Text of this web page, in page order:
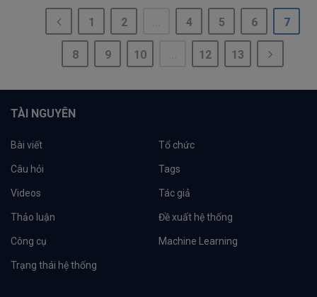
1 2 4 5 6 7
8 9 10 12 13
TÀI NGUYÊN
Bài viết Tổ chức
Câu hỏi Tags
Videos Tác giả
Thảo luận Đề xuất hệ thống
Công cụ Machine Learning
Trạng thái hệ thống